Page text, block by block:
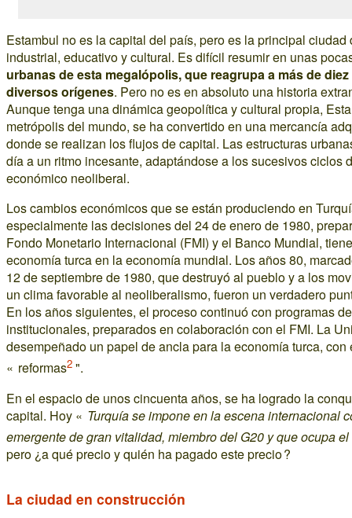
Estambul no es la capital del país, pero es la principal
industrial, educativo y cultural. Es difícil resumir en unas
urbanas de esta megalópolis, que reagrupa a más de
diversos orígenes. Pero no es en absoluto una historia
Aunque tenga una dinámica geopolítica y cultural propia,
metrópolis del mundo, se ha convertido en una mercancía
donde se realizan los flujos de capital. Las estructuras
día a un ritmo incesante, adaptándose a los sucesivos ciclos
económico neoliberal.
Los cambios económicos que se están produciendo en
especialmente las decisiones del 24 de enero de 1980,
Fondo Monetario Internacional (FMI) y el Banco Mundial,
economía turca en la economía mundial. Los años 80,
12 de septiembre de 1980, que destruyó al pueblo y a los
un clima favorable al neoliberalismo, fueron un verdadero
En los años siguientes, el proceso continuó con programas
institucionales, preparados en colaboración con el FMI. La
desempeñado un papel de ancla para la economía turca,
« reformas2 ".
En el espacio de unos cincuenta años, se ha logrado la
capital. Hoy « Turquía se impone en la escena internacional
emergente de gran vitalidad, miembro del G20 y que ocupa
pero ¿a qué precio y quién ha pagado este precio ?
La ciudad en construcción